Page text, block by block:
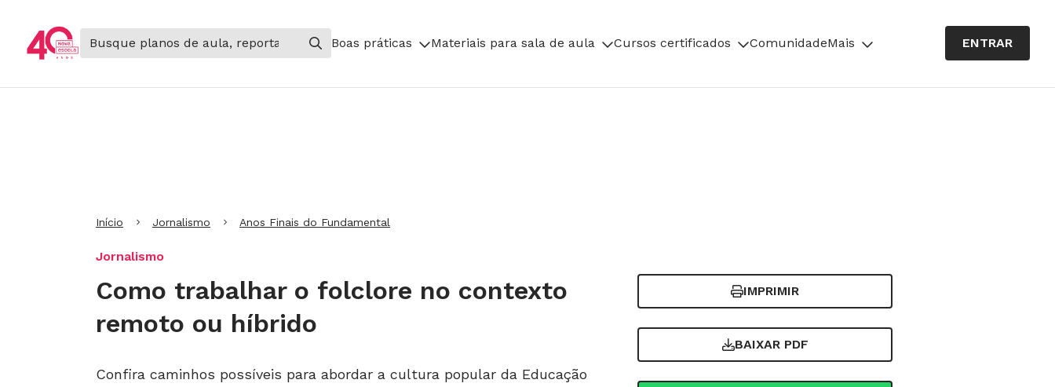
Boas práticas Materiais para sala de aula Cursos certificados ComunidadeMais ENTRAR
Início Jornalismo Anos Finais do Fundamental
Jornalismo
Como trabalhar o folclore no contexto
remoto ou híbrido
Confira caminhos possíveis para abordar a cultura popular da Educação
IMPRIMIR
BAIXAR PDF